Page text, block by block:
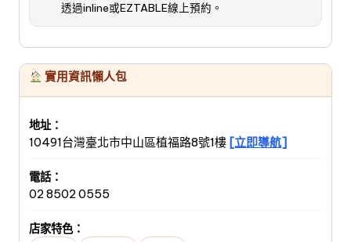
透過inline或EZTABLE線上預約。
實用資訊懶人包
地址：
10491台灣臺北市中山區植福路8號1樓 [立即導航]
電話：
02 8502 0555
店家特色：